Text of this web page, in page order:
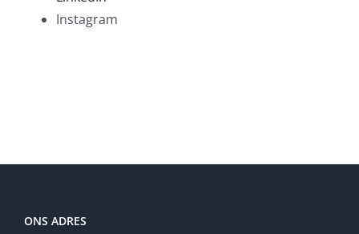
Instagram
ONS ADRES